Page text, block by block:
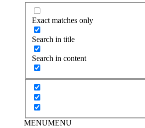
Exact matches only
Search in title
Search in content
MENUMENU